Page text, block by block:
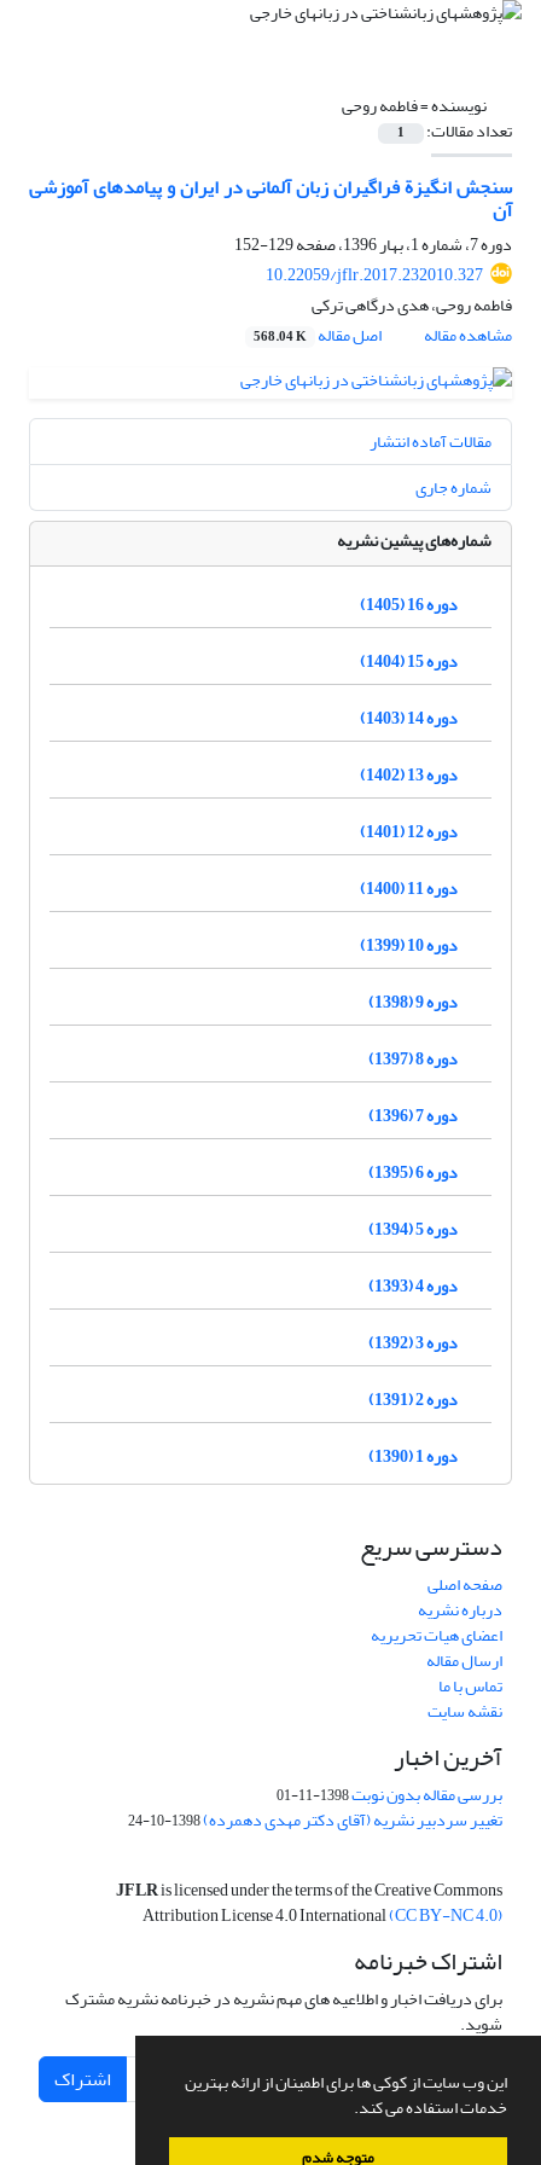
این وب سایت از کوکی ها برای اطمینان از ارائه بهترین
خدمات استفاده می کند.
متوجه شدم
نویسنده =فاطمه روحی
تعداد مقالات: 1
سنجش انگیزة فراگیران زبان‌ آلمانی در ایران و پیامدهای آموزشی
آن
دوره 7، شماره 1، بهار 1396، صفحه
129-152
10.22059/jflr.2017.232010.327
فاطمه روحی، هدی درگاهی ترکی
مشاهده مقاله
اصل مقاله 568.04 K
مقالات آماده انتشار
شماره جاری
شماره‌های پیشین نشریه
دوره 16 (1405)
دوره 15 (1404)
دوره 14 (1403)
دوره 13 (1402)
دوره 12 (1401)
دوره 11 (1400)
دوره 10 (1399)
دوره 9 (1398)
دوره 8 (1397)
دوره 7 (1396)
دوره 6 (1395)
دوره 5 (1394)
دوره 4 (1393)
دوره 3 (1392)
دوره 2 (1391)
دوره 1 (1390)
دسترسی سریع
صفحه اصلی
درباره نشریه
اعضای هیات تحریریه
ارسال مقاله
تماس با ما
نقشه سایت
آخرین اخبار
بررسی مقاله بدون نوبت1398-11-01
تغییر سردبیر نشریه (آقای دکتر مهدی دهمرده)1398-10-24
JFLRis licensed under the terms of the Creative Commons
Attribution License 4.0 International(CC BY-NC 4.0)
اشتراک خبرنامه
برای دریافت اخبار و اطلاعیه های مهم نشریه در خبرنامه نشریه مشترک
شوید.
اشتراک